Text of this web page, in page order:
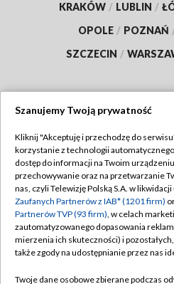
KRAKÓW / LUBLIN /
OPOLE / POZNAŃ
SZCZECIN /
TVP
Abonament TVP
Emisja w TVP
Centrum informacji TVP
Naziemna Telewizja Cyfrowa
Polityka
Moje
Szanujemy Twoją prywatność
Kliknij "Akceptuję i przechodzę do
korzystanie z technologii
dostęp do informacji na Twoim
przechowywanie oraz na przetwarzanie
nas, czyli Telewizję Polską S.A. w
Zaufanych Partnerów z IAB* (1201 firm)
Partnerów TVP (93 firm), w celach
zautomatyzowanego dopasowania
mierzenia ich skuteczności) i
także zgody na udostępnianie przez nas
Twoje dane osobowe zbierane podczas